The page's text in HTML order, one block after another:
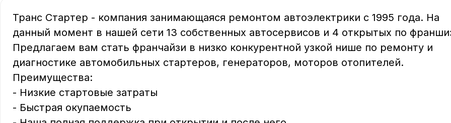
Транс Стартер - компания занимающаяся ремонтом автоэлектрики с 1995 года. На
данный момент в нашей сети 13 собственных автосервисов и 4 открытых по
Предлагаем вам стать франчайзи в низко конкурентной узкой нише по ремонту и
диагностике автомобильных стартеров, генераторов, моторов отопителей.
Преимущества:
- Низкие стартовые затраты
- Быстрая окупаемость